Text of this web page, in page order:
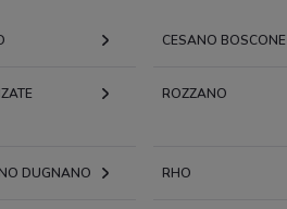
CESANO BOSCONE
ROZZANO
DUGNANO RHO